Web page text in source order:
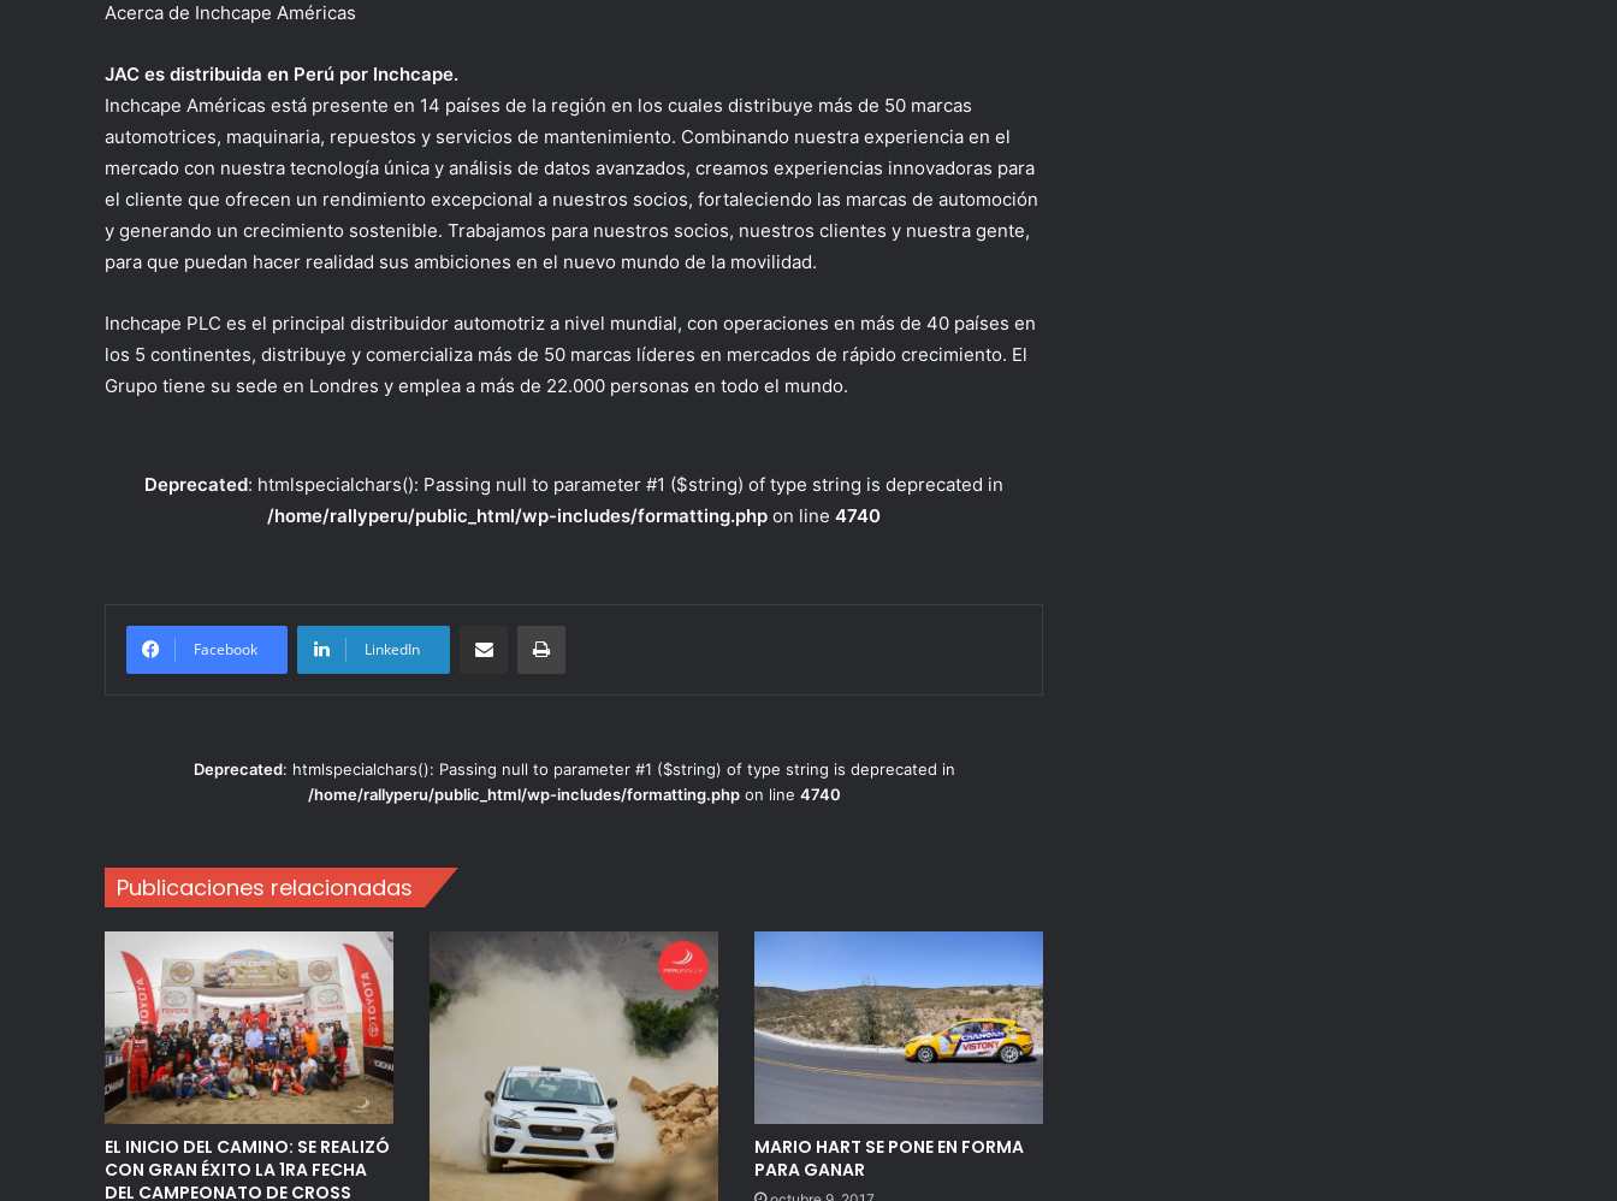
Acerca de Inchcape Américas
JAC es distribuida en Perú por Inchcape.
Inchcape Américas está presente en 14 países de la región en los cuales distribuye más de 50 marcas
automotrices, maquinaria, repuestos y servicios de mantenimiento. Combinando nuestra experiencia en el
mercado con nuestra tecnología única y análisis de datos avanzados, creamos experiencias innovadoras para
el cliente que ofrecen un rendimiento excepcional a nuestros socios, fortaleciendo las marcas de automoción
y generando un crecimiento sostenible. Trabajamos para nuestros socios, nuestros clientes y nuestra gente,
para que puedan hacer realidad sus ambiciones en el nuevo mundo de la movilidad.
Inchcape PLC es el principal distribuidor automotriz a nivel mundial, con operaciones en más de 40 países en
los 5 continentes, distribuye y comercializa más de 50 marcas líderes en mercados de rápido crecimiento. El
Grupo tiene su sede en Londres y emplea a más de 22.000 personas en todo el mundo.
Deprecated: htmlspecialchars(): Passing null to parameter #1 ($string) of type string is deprecated in
/home/rallyperu/public_html/wp-includes/formatting.php on line 4740
Facebook LinkedIn
Compartir por correo electrónicoImprimir
Deprecated: htmlspecialchars(): Passing null to parameter #1 ($string) of type string is deprecated in
/home/rallyperu/public_html/wp-includes/formatting.phpon line 4740
Publicaciones relacionadas
EL INICIO DEL CAMINO: SE REALIZÓ
CON GRAN ÉXITO LA 1RA FECHA
DEL CAMPEONATO DE CROSS
MARIO HART SE PONE EN FORMA
PARA GANAR